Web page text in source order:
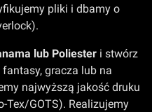
pliki i dbamy o
lub Poliester i stwórz
gracza lub na
najwyższą jakość druku
Tex/GOTS). Realizujemy